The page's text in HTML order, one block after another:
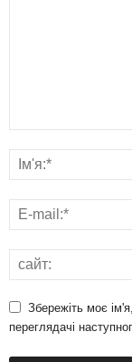
Збережіть моє
переглядачі